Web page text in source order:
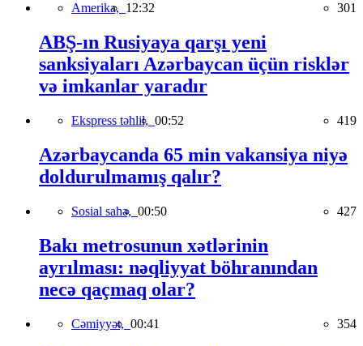
Amerika, 12:32 301
ABŞ-ın Rusiyaya qarşı yeni
sanksiyaları Azərbaycan üçün risklər
və imkanlar yaradır
Ekspress təhlil, 00:52 419
Azərbaycanda 65 min vakansiya niyə
doldurulmamış qalır?
Sosial sahə, 00:50 427
Bakı metrosunun xətlərinin
ayrılması: nəqliyyat böhranından
necə qaçmaq olar?
Cəmiyyət, 00:41 354